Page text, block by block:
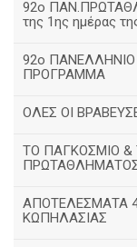
92ο
της 1ης ημέρας
92ο
ΠΡΟΓΡΑΜΜΑ
ΟΛΕΣ ΟΙ
TΟ ΠΑΓΚΟΣΜΙΟ
ΠΡΩΤΑΘΛΗΜΑΤΟΣ
ΑΠΟΤΕΛΕΣΜΑΤΑ
ΚΩΠΗΛΑΣΙΑΣ